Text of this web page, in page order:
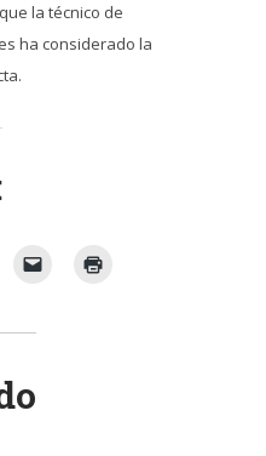
la técnico de
ha considerado la